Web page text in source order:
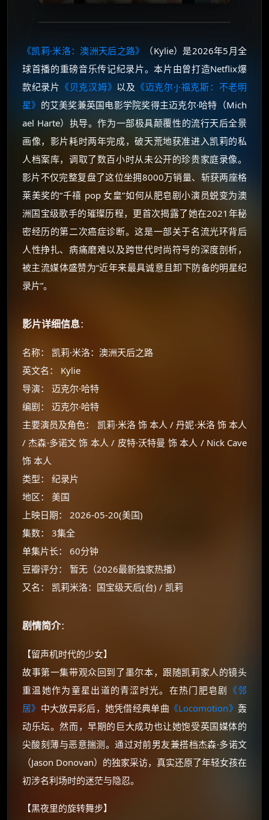
《凯莉·米洛：澳洲天后之路》
（Kylie）是2026年5月全
球首播的重磅音乐传记纪录片。本片由曾打造Netflix爆
款纪录片 《贝克汉姆》 以及 《迈克尔·J·福克斯：不老明
星》 的艾美奖兼英国电影学院奖得主迈克尔·哈特（Mich
ael Harte）执导。作为一部极具颠覆性的流行天后全景
画像，影片耗时两年完成，破天荒地获准进入凯莉的私
人档案库，调取了数百小时从未公开的珍贵家庭录像。
影片不仅完整复盘了这位坐拥8000万销量、斩获两座格
莱美奖的“千禧 pop 女皇”如何从肥皂剧小演员蜕变为澳
洲国宝级歌手的璀璨历程，更首次揭露了她在2021年秘
密经历的第二次癌症诊断。这是一部关于名流光环背后
人性挣扎、病痛磨难以及跨世代时尚符号的深度剖析，
被主流媒体盛赞为“近年来最具诚意且卸下防备的明星纪
录片”。
影片详细信息：
名称： 凯莉·米洛：澳洲天后之路
英文名： Kylie
导演： 迈克尔·哈特
编剧： 迈克尔·哈特
主要演员及角色： 凯莉·米洛 饰 本人 / 丹妮·米洛 饰 本人
/ 杰森·多诺文 饰 本人 / 皮特·沃特曼 饰 本人 / Nick Cave
饰 本人
类型： 纪录片
地区： 美国
上映日期： 2026-05-20(美国)
集数： 3集全
单集片长： 60分钟
豆瓣评分： 暂无（2026最新独家热播）
又名： 凯莉米洛：国宝级天后(台) / 凯莉
剧情简介：
【留声机时代的少女】
故事第一集带观众回到了墨尔本，跟随凯莉家人的镜头
重温她作为童星出道的青涩时光。在热门肥皂剧 《邻
居》 中大放异彩后，她凭借经典单曲 《Locomotion》 轰
动乐坛。然而，早期的巨大成功也让她饱受英国媒体的
尖酸刻薄与恶意揣测。通过对前男友兼搭档杰森·多诺文
（Jason Donovan）的独家采访，真实还原了年轻女孩在
初涉名利场时的迷茫与隐忍。
【黑夜里的旋转舞步】
🧧 福利领取站 ×
☕
你需要的各种会员，都可低价购买！